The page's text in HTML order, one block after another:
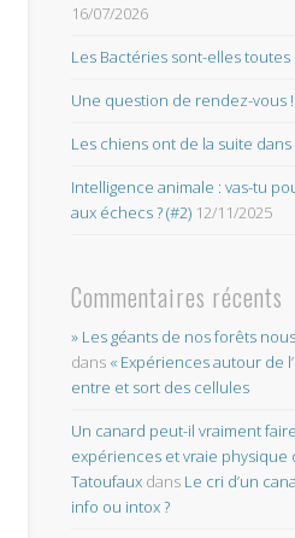
16/07/2026
Les Bactéries sont-elles toutes
Une question de rendez-vous !
Les chiens ont de la suite dans
Intelligence animale : vas-tu
aux échecs ? (#2) 12/11/2025
Commentaires récents
» Les géants de nos forêts
dans « Expériences autour de
entre et sort des cellules
Un canard peut-il vraiment
expériences et vraie physique
Tatoufaux dans Le cri d’un
info ou intox ?